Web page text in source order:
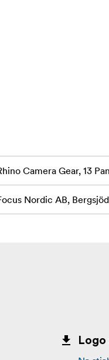
Camera Gear, 13
Nordic AB,